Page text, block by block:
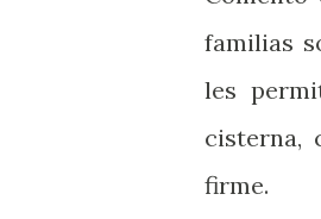
familias
les
cisterna,
firme.